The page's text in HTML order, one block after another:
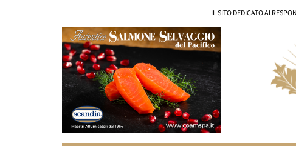
IL SITO DEDICATO AI